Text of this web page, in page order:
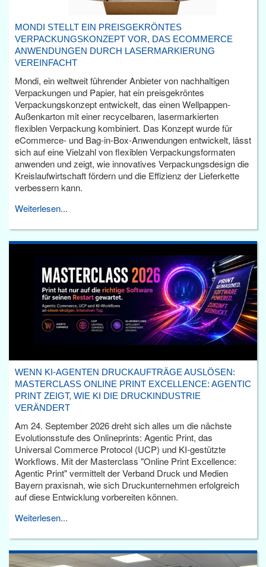
MONDI STELLT EIN PREISGEKRÖNTES
VERPACKUNGSKONZEPT VOR, DAS ECOMMERCE
ANWENDUNGEN DURCH LASERMARKIERUNG
VEREINFACHT
Mondi, ein weltweit führender Anbieter von nachhaltigen
Verpackungen und Papier, hat ein preisgekröntes
Verpackungskonzept entwickelt, das einen Wellpappen-
Außenkarton mit einer recycelbaren, lasermarkierten
flexiblen Verpackung kombiniert. Das Konzept wurde für
eCommerce- und Bag-in-Box-Anwendungen entwickelt, lässt
sich auf eine Vielzahl von flexiblen Verpackungsformaten
anwenden und zeigt, wie innovatives Verpackungsdesign die
Kreislaufwirtschaft fördern und die Effizienz der Lieferkette
verbessern kann.
Weiterlesen...
WENN KI-AGENTEN DRUCKAUFTRÄGE AUSLÖSEN:
MASTERCLASS ONLINE PRINT EXCELLENCE: AGENTIC
PRINT ZEIGT, WIE KI DIE DRUCKINDUSTRIE
VERÄNDERT
Am 24. September 2026 dreht sich alles um die nächste
Evolutionsstufe des Onlineprints: Agentic Print, das
Universal Commerce Protocol (UCP) und KI-gestützte
Workflows. Mit der Masterclass "Online Print Excellence:
Agentic Print" vermittelt der Verband Druck und Medien
Bayern praxisnah, wie sich Druckunternehmen erfolgreich
auf diese Entwicklung vorbereiten können.
Weiterlesen...